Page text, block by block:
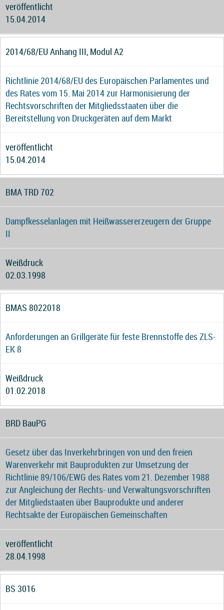
veröffentlicht
15.04.2014
2014/68/EU Anhang III, Modul A2
Richtlinie 2014/68/EU des Europäischen Parlamentes und
des Rates vom 15. Mai 2014 zur Harmonisierung der
Rechtsvorschriften der Mitgliedsstaaten über die
Bereitstellung von Druckgeräten auf dem Markt
veröffentlicht
15.04.2014
BMA TRD 702
Dampfkesselanlagen mit Heißwassererzeugern der Gruppe
II
Weißdruck
02.03.1998
BMAS 8022018
Anforderungen an Grillgeräte für feste Brennstoffe des ZLS-
EK 8
Weißdruck
01.02.2018
BRD BauPG
Gesetz über das Inverkehrbringen von und den freien
Warenverkehr mit Bauprodukten zur Umsetzung der
Richtlinie 89/106/EWG des Rates vom 21. Dezember 1988
zur Angleichung der Rechts- und Verwaltungsvorschriften
der Mitgliedstaaten über Bauprodukte und anderer
Rechtsakte der Europäischen Gemeinschaften
veröffentlicht
28.04.1998
BS 3016